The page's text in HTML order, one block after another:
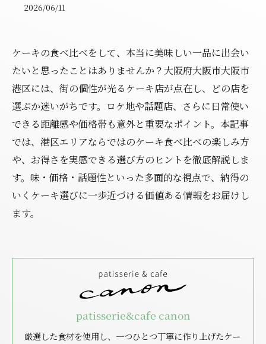
2026/06/11
ケーキの食べ比べをして、本当に美味しい一品に出会い
たいと思ったことはありませんか？大阪府大阪市大阪市
港区には、街の個性が光るケーキ店が点在し、どの店を
選ぶか迷いがちです。ロケ地や話題店、さらに日常使い
できる距離感や価格帯も意外と重要なポイント。本記事
では、港区エリアならではのケーキ食べ比べの楽しみ方
や、お得さを実感できる選び方のヒントを徹底解説しま
す。味・価格・話題性といった多面的な視点で、納得の
いくケーキ選びに一歩近づける価値ある情報をお届けし
ます。
patisserie&cafe canon
厳選した食材を使用し、一つひとつ丁寧に作り上げたケー